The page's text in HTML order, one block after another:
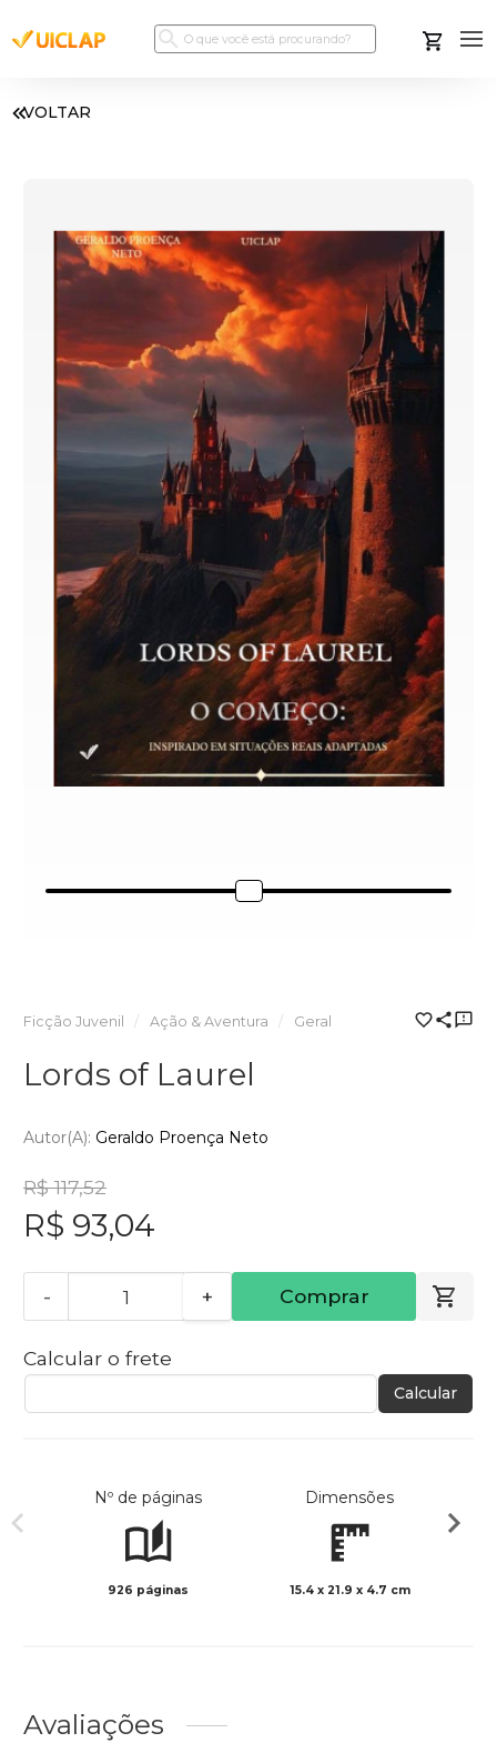
VOLTAR
Ficção Juvenil Ação & Aventura Geral
Lords of Laurel
Autor(a): Geraldo Proença Neto
R$ 117,52
R$ 93,04
- + Comprar
Calcular o frete
Calcular
Nº de páginas
926 páginas
Dimensões
15.4 x 21.9 x 4.7 cm
Avaliações